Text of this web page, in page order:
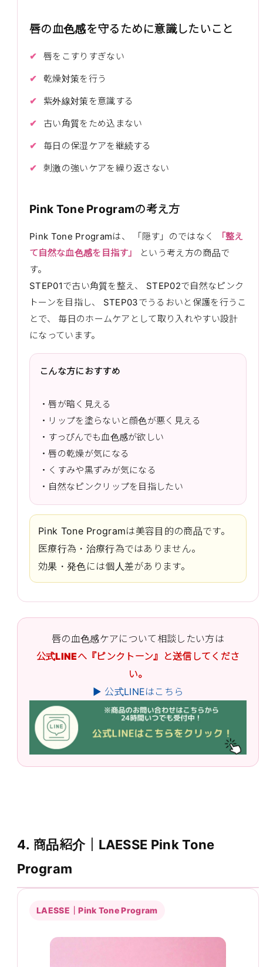
唇の血色感を守るために意識したいこと
唇をこすりすぎない
乾燥対策を行う
紫外線対策を意識する
古い角質をため込まない
毎日の保湿ケアを継続する
刺激の強いケアを繰り返さない
Pink Tone Programの考え方
Pink Tone Programは、 「隠す」のではなく
「整え
て自然な血色感を目指す」
という考え方の商品で
す。
STEP01で古い角質を整え、 STEP02で自然なピンク
トーンを目指し、 STEP03でうるおいと保護を行うこ
とで、 毎日のホームケアとして取り入れやすい設計
になっています。
こんな方におすすめ
・唇が暗く見える
・リップを塗らないと顔色が悪く見える
・すっぴんでも血色感が欲しい
・唇の乾燥が気になる
・くすみや黒ずみが気になる
・自然なピンクリップを目指したい
Pink Tone Programは美容目的の商品です。
医療行為・治療行為ではありません。
効果・発色には個人差があります。
唇の血色感ケアについて相談したい方は
公式LINEへ『ピンクトーン』と送信してくださ
い。
▶ 公式LINEはこちら
4. 商品紹介｜LAESSE Pink Tone
Program
LAESSE｜Pink Tone Program